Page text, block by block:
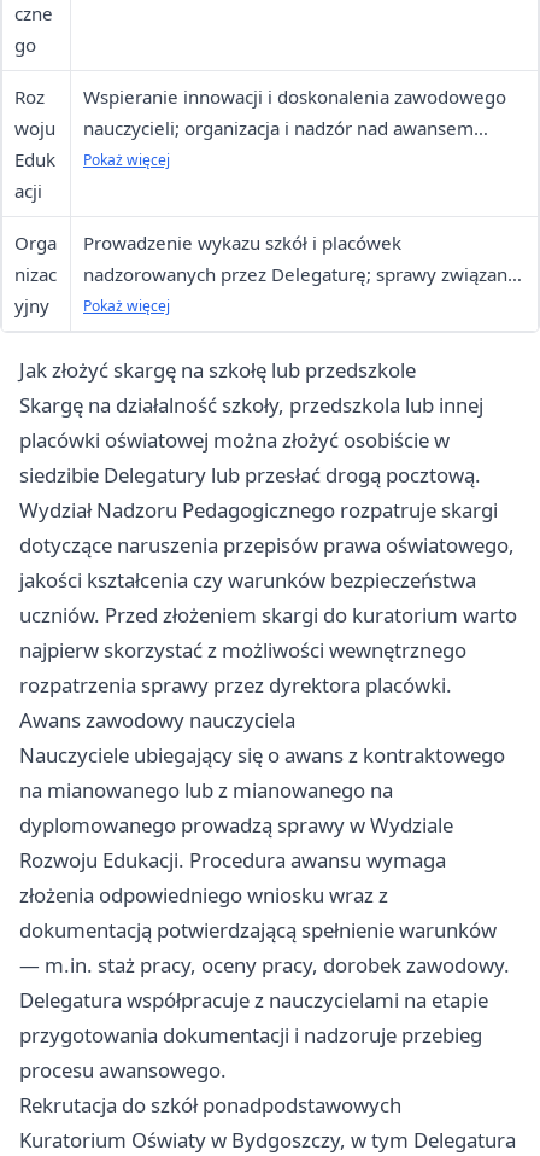
czne
go
Roz
woju
Eduk
acji
Wspieranie innowacji i doskonalenia zawodowego
nauczycieli; organizacja i nadzór nad awansem
zawodowym; współpraca przy ustalaniu terminów
Pokaż więcej
Orga
nizac
yjny
Prowadzenie wykazu szkół i placówek
nadzorowanych przez Delegaturę; sprawy związane
z organizacją sieci placówek oświatowych; obsługa
kancelaryjna i administracyjna Delegatury
Pokaż więcej
Jak złożyć skargę na szkołę lub przedszkole
Skargę na działalność szkoły, przedszkola lub innej
placówki oświatowej można złożyć osobiście w
siedzibie Delegatury lub przesłać drogą pocztową.
Wydział Nadzoru Pedagogicznego rozpatruje skargi
dotyczące naruszenia przepisów prawa oświatowego,
jakości kształcenia czy warunków bezpieczeństwa
uczniów. Przed złożeniem skargi do kuratorium warto
najpierw skorzystać z możliwości wewnętrznego
rozpatrzenia sprawy przez dyrektora placówki.
Awans zawodowy nauczyciela
Nauczyciele ubiegający się o awans z kontraktowego
na mianowanego lub z mianowanego na
dyplomowanego prowadzą sprawy w Wydziale
Rozwoju Edukacji. Procedura awansu wymaga
złożenia odpowiedniego wniosku wraz z
dokumentacją potwierdzającą spełnienie warunków
— m.in. staż pracy, oceny pracy, dorobek zawodowy.
Delegatura współpracuje z nauczycielami na etapie
przygotowania dokumentacji i nadzoruje przebieg
procesu awansowego.
Rekrutacja do szkół ponadpodstawowych
Kuratorium Oświaty w Bydgoszczy, w tym Delegatura